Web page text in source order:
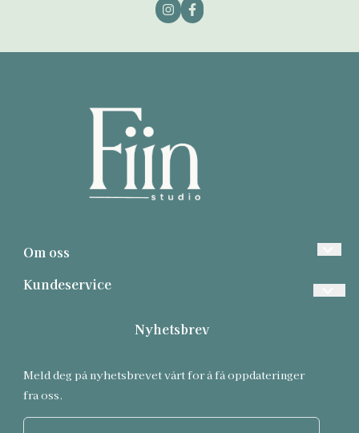
Om oss
Fiin Studio
Tlf:90049204
post@fiinstudio.no
Kundeservice
Nyhetsbrev
Meld deg på nyhetsbrevet vårt for å få oppdateringer
fra oss.